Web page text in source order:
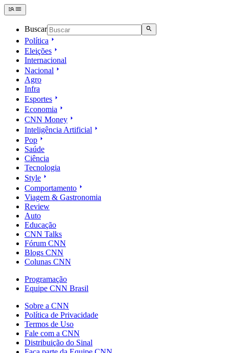
Buscar
Política
Eleições
Internacional
Nacional
Agro
Infra
Esportes
Economia
CNN Money
Inteligência Artificial
Pop
Saúde
Ciência
Tecnologia
Style
Comportamento
Viagem & Gastronomia
Review
Auto
Educação
CNN Talks
Fórum CNN
Blogs CNN
Colunas CNN
Programação
Equipe CNN Brasil
Sobre a CNN
Política de Privacidade
Termos de Uso
Fale com a CNN
Distribuição do Sinal